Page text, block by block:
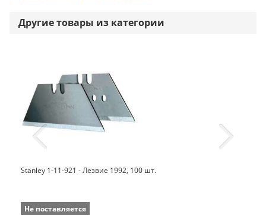
Другие товары из категории
Stanley 1-11-921 - Лезвие 1992, 100 шт.
Не поставляется